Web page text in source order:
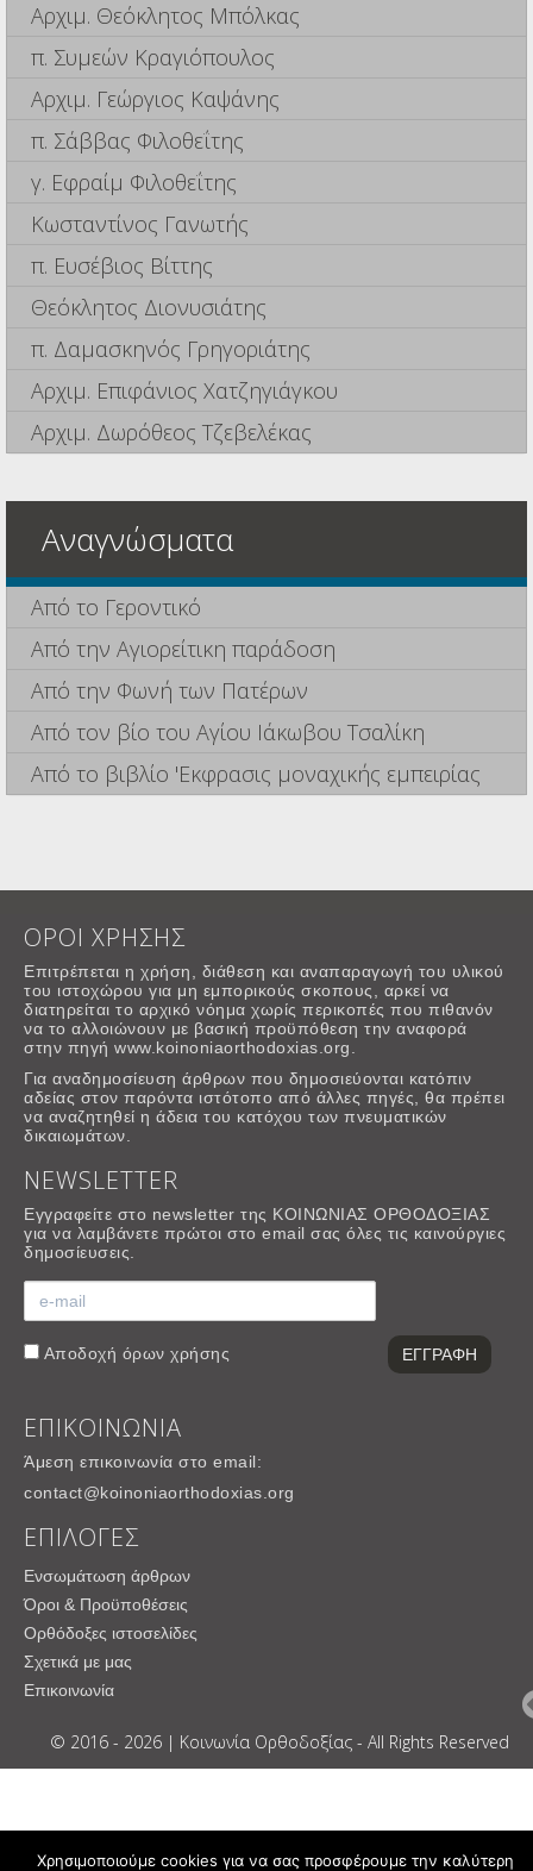
Αρχιμ. Θεόκλητος Μπόλκας
π. Συμεών Κραγιόπουλος
Αρχιμ. Γεώργιος Καψάνης
π. Σάββας Φιλοθεΐτης
γ. Εφραίμ Φιλοθεΐτης
Κωσταντίνος Γανωτής
π. Ευσέβιος Βίττης
Θεόκλητος Διονυσιάτης
π. Δαμασκηνός Γρηγοριάτης
Αρχιμ. Επιφάνιος Χατζηγιάγκου
Αρχιμ. Δωρόθεος Τζεβελέκας
Αναγνώσματα
Από το Γεροντικό
Από την Αγιορείτικη παράδοση
Από την Φωνή των Πατέρων
Από τον βίο του Αγίου Ιάκωβου Τσαλίκη
Από το βιβλίο 'Εκφρασις μοναχικής εμπειρίας
ΟΡΟΙ ΧΡΗΣΗΣ
Επιτρέπεται η χρήση, διάθεση και αναπαραγωγή του υλικού
του ιστοχώρου για μη εμπορικούς σκοπους, αρκεί να
διατηρείται το αρχικό νόημα χωρίς περικοπές που πιθανόν
να το αλλοιώνουν με βασική προϋπόθεση την αναφορά
στην πηγή www.koinoniaorthodoxias.org.
Για αναδημοσίευση άρθρων που δημοσιεύονται κατόπιν
αδείας στον παρόντα ιστότοπο από άλλες πηγές, θα πρέπει
να αναζητηθεί η άδεια του κατόχου των πνευματικών
δικαιωμάτων.
NEWSLETTER
Εγγραφείτε στο newsletter της ΚΟΙΝΩΝΙΑΣ ΟΡΘΟΔΟΞΙΑΣ
για να λαμβάνετε πρώτοι στο email σας όλες τις καινούργιες
δημοσίευσεις.
Αποδοχή όρων χρήσης
ΕΠΙΚΟΙΝΩΝΙΑ
Άμεση επικοινωνία στο email:
contact@koinoniaorthodoxias.org
ΕΠΙΛΟΓΕΣ
Ενσωμάτωση άρθρων
Όροι & Προϋποθέσεις
Ορθόδοξες ιστοσελίδες
Σχετικά με μας
Επικοινωνία
© 2016 - 2026 | Κοινωνία Ορθοδοξίας - All Rights Reserved
Χρησιμοποιούμε cookies για να σας προσφέρουμε την καλύτερη